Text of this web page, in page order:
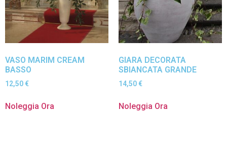
VASO MARIM CREAM
BASSO
12,50 €
Noleggia Ora
GIARA DECORATA
SBIANCATA GRANDE
14,50 €
Noleggia Ora